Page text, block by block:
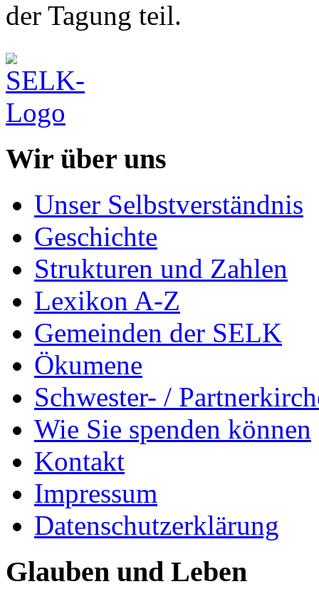
der Tagung teil.
Wir über uns
Unser Selbstverständnis
Geschichte
Strukturen und Zahlen
Lexikon A-Z
Gemeinden der SELK
Ökumene
Schwester- /
Wie Sie spenden können
Kontakt
Impressum
Datenschutzerklärung
Glauben und Leben